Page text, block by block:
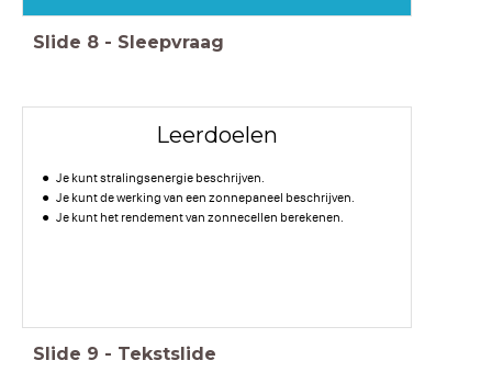
Slide 8 - Sleepvraag
Leerdoelen
Je kunt stralingsenergie beschrijven.
Je kunt de werking van een zonnepaneel beschrijven.
Je kunt het rendement van zonnecellen berekenen.
Slide 9 - Tekstslide